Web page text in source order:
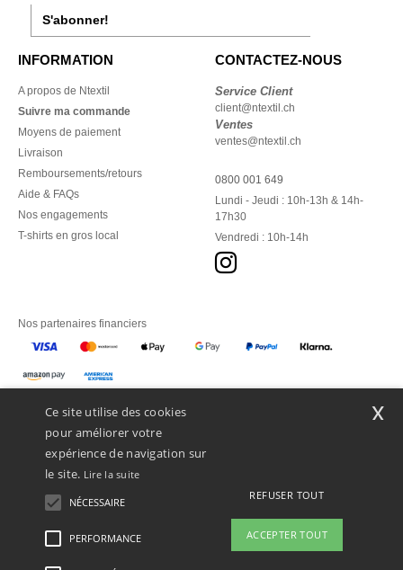
S'abonner!
INFORMATION
A propos de Ntextil
Suivre ma commande
Moyens de paiement
Livraison
Remboursements/retours
Aide & FAQs
Nos engagements
T-shirts en gros local
CONTACTEZ-NOUS
Service Client
client@ntextil.ch
Ventes
ventes@ntextil.ch
0800 001 649
Lundi - Jeudi : 10h-13h & 14h-
17h30
Vendredi : 10h-14h
Nos partenaires financiers
Ce site utilise des cookies
pour améliorer votre
expérience de navigation sur
le site. Lire la suite
NÉCESSAIRE
PERFORMANCE
REFUSER TOUT
ACCEPTER TOUT
x